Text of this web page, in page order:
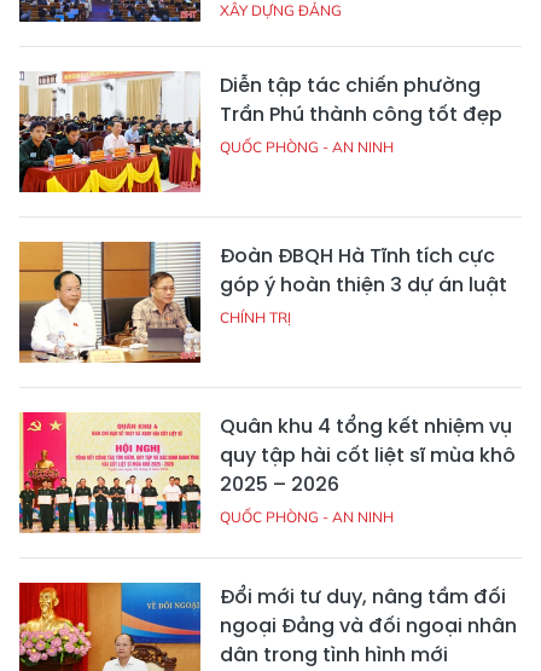
XÂY DỰNG ĐẢNG
Diễn tập tác chiến phường
Trần Phú thành công tốt đẹp
QUỐC PHÒNG - AN NINH
Đoàn ĐBQH Hà Tĩnh tích cực
góp ý hoàn thiện 3 dự án luật
CHÍNH TRỊ
Quân khu 4 tổng kết nhiệm vụ
quy tập hài cốt liệt sĩ mùa khô
2025 – 2026
QUỐC PHÒNG - AN NINH
Đổi mới tư duy, nâng tầm đối
ngoại Đảng và đối ngoại nhân
dân trong tình hình mới